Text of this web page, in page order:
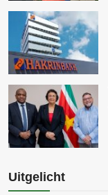
Uitgelicht